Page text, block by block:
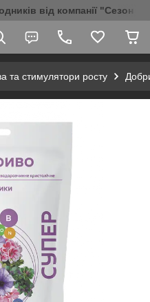
від компанії "Сезон
та стимулятори росту